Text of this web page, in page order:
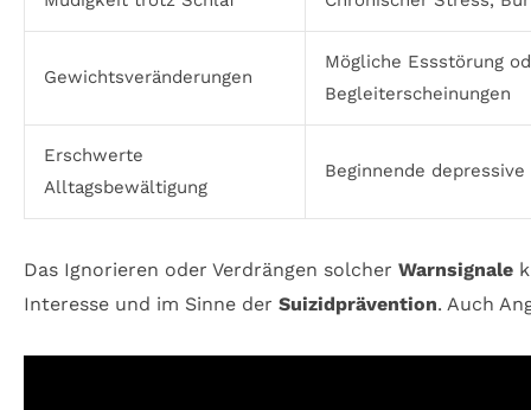
Gewichtsveränderungen
Mögliche Essstörung
Begleiterscheinungen
Erschwerte
Alltagsbewältigung
Beginnende depressive
Das Ignorieren oder Verdrängen solcher Warnsignale
Interesse und im Sinne der Suizidprävention. Auch